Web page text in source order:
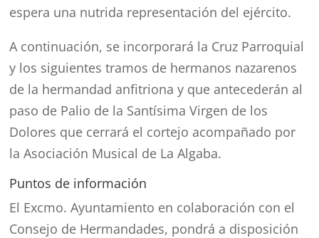
espera una nutrida representación del ejército.
A continuación, se incorporará la Cruz Parroquial
y los siguientes tramos de hermanos nazarenos
de la hermandad anfitriona y que antecederán al
paso de Palio de la Santísima Virgen de los
Dolores que cerrará el cortejo acompañado por
la Asociación Musical de La Algaba.
Puntos de información
El Excmo. Ayuntamiento en colaboración con el
Consejo de Hermandades, pondrá a disposición